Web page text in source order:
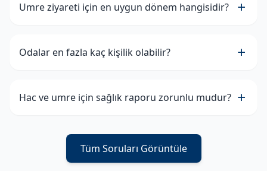
Umre ziyareti için en uygun dönem hangisidir?
Odalar en fazla kaç kişilik olabilir?
Hac ve umre için sağlık raporu zorunlu mudur?
Tüm Soruları Görüntüle